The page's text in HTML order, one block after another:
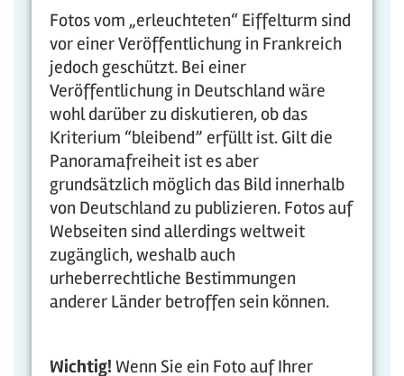
Fotos vom „erleuchteten“ Eiffelturm sind
vor einer Veröffentlichung in Frankreich
jedoch geschützt. Bei einer
Veröffentlichung in Deutschland wäre
wohl darüber zu diskutieren, ob das
Kriterium “bleibend” erfüllt ist. Gilt die
Panoramafreiheit ist es aber
grundsätzlich möglich das Bild innerhalb
von Deutschland zu publizieren. Fotos auf
Webseiten sind allerdings weltweit
zugänglich, weshalb auch
urheberrechtliche Bestimmungen
anderer Länder betroffen sein können.
Wichtig! Wenn Sie ein Foto auf Ihrer